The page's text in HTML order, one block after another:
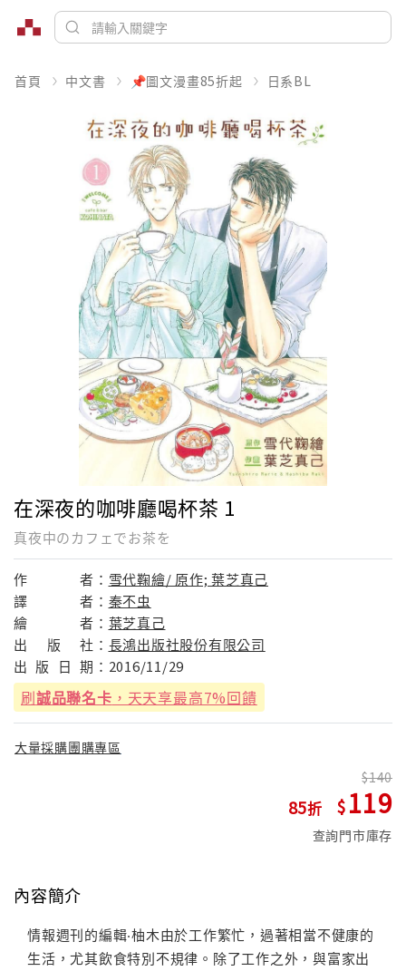
首頁 中文書 📌圖文漫畫85折起 日系BL
在深夜的咖啡廳喝杯茶 1
真夜中のカフェでお茶を
作 者： 雪代鞠繪/ 原作; 葉芝真己
譯
者： 秦不虫
繪
者： 葉芝真己
出
版 社： 長鴻出版社股份有限公司
出 版 日 期： 2016/11/29
刷誠品聯名卡 ，天天享最高7%回饋
大量採購團購專區
85
140
119
查詢門市庫存
內容簡介
情報週刊的編輯‧柚木由於工作繁忙，過著相當不健康的
生活，尤其飲食特別不規律。除了工作之外，與富家出